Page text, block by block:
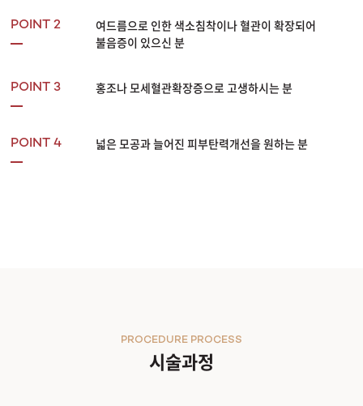
POINT 2
여드름으로 인한 색소침착이나 혈관이 확장되어
불음증이 있으신 분
POINT 3 홍조나 모세혈관확장증으로 고생하시는 분
POINT 4 넓은 모공과 늘어진 피부탄력개선을 원하는 분
시술과정
PROCEDURE PROCESS